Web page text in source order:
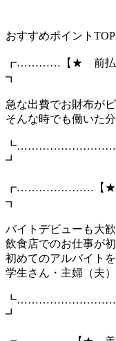
おすすめポイント
┏…………【★ 前払
┓
急な出費でお財布が
そんな時でも働いた
┛
┏…………………【★
┓
バイトデビューも大
飲食店でのお仕事が
初めてのアルバイト
学生さん・主婦（夫
┛